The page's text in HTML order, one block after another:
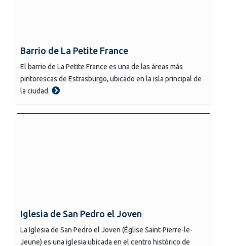
Barrio de La Petite France
El barrio de La Petite France es una de las áreas más
pintorescas de Estrasburgo, ubicado en la isla principal de
la ciudad.
Iglesia de San Pedro el Joven
La Iglesia de San Pedro el Joven (Église Saint-Pierre-le-
Jeune) es una iglesia ubicada en el centro histórico de